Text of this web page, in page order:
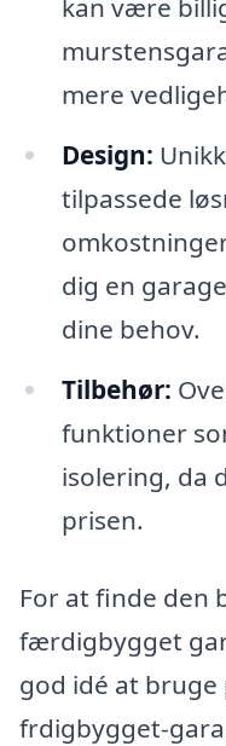
kan være
mere
Design:
tilpassede
dig en
dine behov.
Tilbehør:
funktioner
isolering, da
prisen.
For at finde den
færdigbygget
god idé at
frdigbygget-